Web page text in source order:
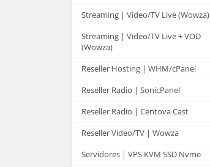
Streaming | Video/TV Live (Wowza)
Streaming | Video/TV Live + VOD
(Wowza)
Reseller Hosting | WHM/cPanel
Reseller Radio | SonicPanel
Reseller Radio | Centova Cast
Reseller Video/TV | Wowza
Servidores | VPS KVM SSD Nvme